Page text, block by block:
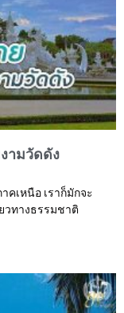
ามวัดดัง
คเหนือ เราก็มักจะ
วทางธรรมชาติ